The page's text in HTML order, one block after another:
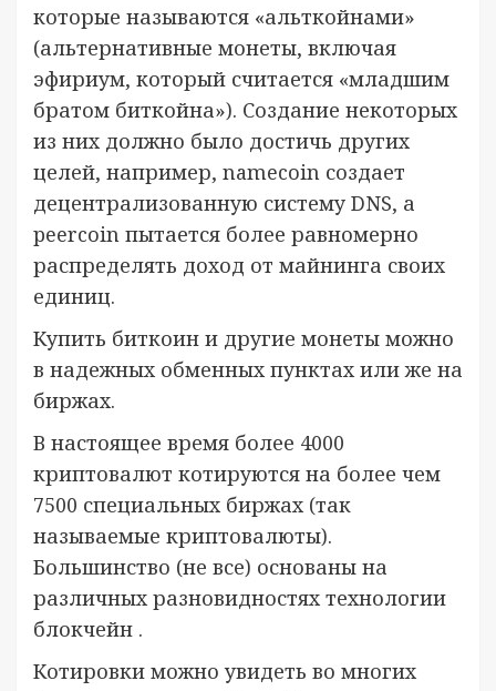
которые называются «альткойнами»
(альтернативные монеты, включая
эфириум, который считается «младшим
братом биткойна»). Создание некоторых
из них должно было достичь других
целей, например, namecoin создает
децентрализованную систему DNS, а
peercoin пытается более равномерно
распределять доход от майнинга своих
единиц.
Купить биткоин и другие монеты можно
в надежных обменных пунктах или же на
биржах.
В настоящее время более 4000
криптовалют котируются на более чем
7500 специальных биржах (так
называемые криптовалюты).
Большинство (не все) основаны на
различных разновидностях технологии
блокчейн .
Котировки можно увидеть во многих